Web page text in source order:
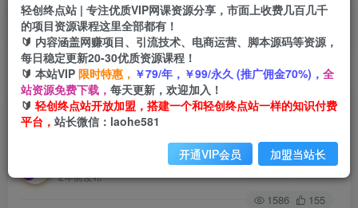
首页 创业课程 会员专属 正文
（7954期）小红书商单最新玩法，8篇笔记涨粉
1.6w，几分钟一个笔记，月入7000+
2年前发布
关注 私信
1586 155
轻创终点站 | 专注优质VIP网课资源分享，市面上收费几百几千
的项目资源课程这里全部都有！
🔰 内容涵盖网赚项目、引流技术、电商运营、脚本源码等资源，
每日稳定更新20-30优质资源课程！
🔰 本站VIP 限时特惠， ￥79/年，￥99/永久 (推广佣金70%)， 全
站资源免费下载， 每天更新，欢迎加入！
🔰 轻创终点站开放加盟，搭建一个和轻创终点站一样的知识付费
平台， 站长微信：laohe581
开通VIP会员 加盟当站长